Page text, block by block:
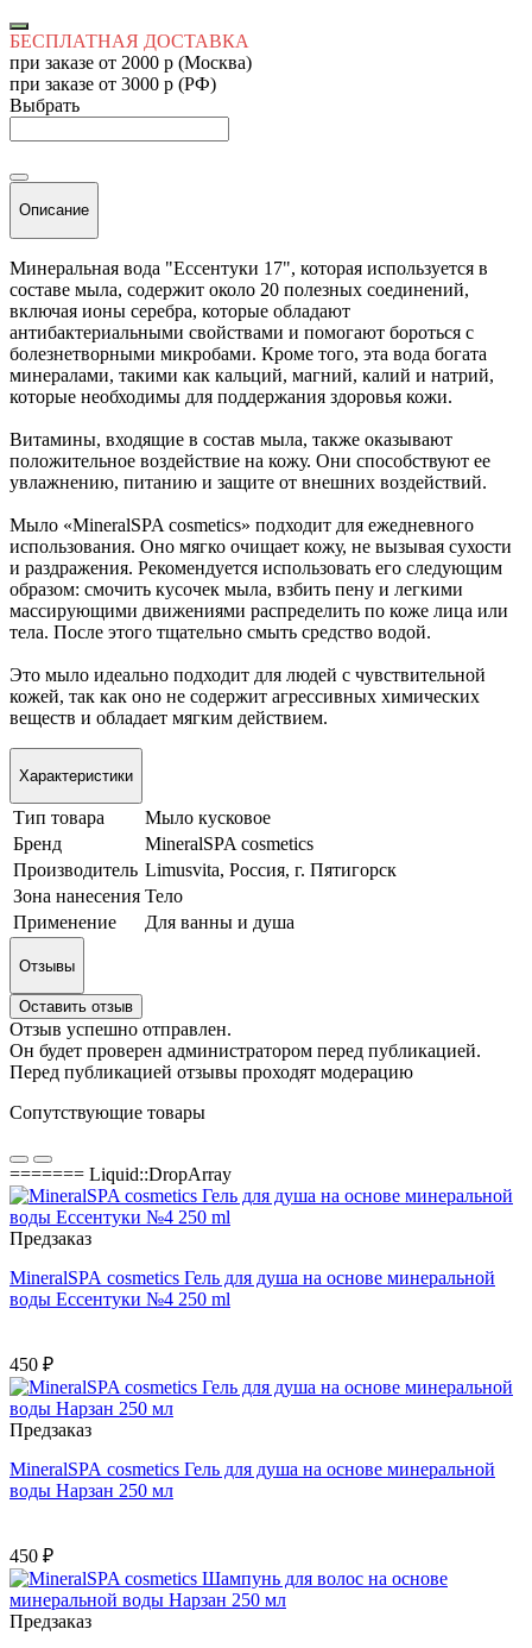
БЕСПЛАТНАЯ ДОСТАВКА
при заказе от 2000 р (Москва)
при заказе от 3000 р (РФ)
Выбрать
Описание
Минеральная вода "Ессентуки 17", которая используется в
составе мыла, содержит около 20 полезных соединений,
включая ионы серебра, которые обладают
антибактериальными свойствами и помогают бороться с
болезнетворными микробами. Кроме того, эта вода богата
минералами, такими как кальций, магний, калий и натрий,
которые необходимы для поддержания здоровья кожи.
Витамины, входящие в состав мыла, также оказывают
положительное воздействие на кожу. Они способствуют ее
увлажнению, питанию и защите от внешних воздействий.
Мыло «MineralSPA cosmetics» подходит для ежедневного
использования. Оно мягко очищает кожу, не вызывая сухости
и раздражения. Рекомендуется использовать его следующим
образом: смочить кусочек мыла, взбить пену и легкими
массирующими движениями распределить по коже лица или
тела. После этого тщательно смыть средство водой.
Это мыло идеально подходит для людей с чувствительной
кожей, так как оно не содержит агрессивных химических
веществ и обладает мягким действием.
Характеристики
Тип товара
Мыло кусковое
Бренд
MineralSPA cosmetics
Производитель Limusvita, Россия, г. Пятигорск
Зона нанесения Тело
Применение
Для ванны и душа
Отзывы
Оставить отзыв
Отзыв успешно отправлен.
Он будет проверен администратором перед публикацией.
Перед публикацией отзывы проходят модерацию
Сопутствующие товары
======= Liquid::DropArray
Предзаказ
MineralSPA cosmetics Гель для душа на основе минеральной
воды Ессентуки №4 250 ml
450 ₽
Предзаказ
MineralSPA cosmetics Гель для душа на основе минеральной
воды Нарзан 250 мл
450 ₽
Предзаказ